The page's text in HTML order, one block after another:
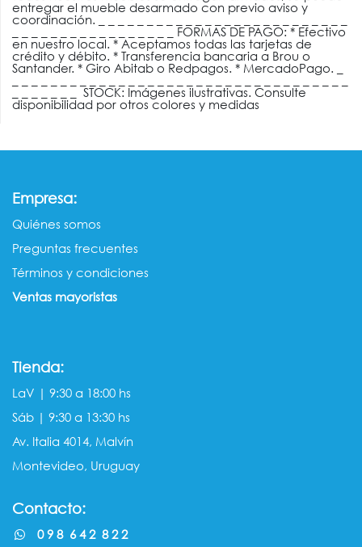
entregar el mueble desarmado con previo aviso y
coordinación. _ _ _ _ _ _ _ _ _ _ _ _ _ _ _ _ _ _ _ _ _ _ _ _ _ _
_ _ _ _ _ _ _ _ _ _ _ _ _ _ _ _ _ FORMAS DE PAGO: * Efectivo
en nuestro local. * Aceptamos todas las tarjetas de
crédito y débito. * Transferencia bancaria a Brou o
Santander. * Giro Abitab o Redpagos. * MercadoPago. _
_ _ _ _ _ _ _ _ _ _ _ _ _ _ _ _ _ _ _ _ _ _ _ _ _ _ _ _ _ _ _ _ _ _ _
_ _ _ _ _ _ _ STOCK: Imágenes ilustrativas. Consulte
disponibilidad por otros colores y medidas
Empresa:
Quiénes somos​​
Preguntas frecuentes
Términos y condiciones
Ventas mayorista​s
Tienda:
LaV | 9:30 a 18:00 hs
Sáb | 9:30 a 13:30 hs
Av. Italia 4014, Malvín
Montevideo, Uruguay
Contacto:
0 9 8 6 4 2 8 2 2